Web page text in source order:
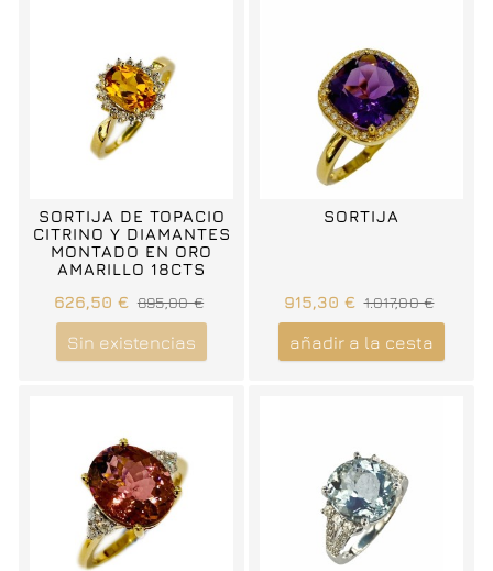
SORTIJA DE TOPACIO
CITRINO Y DIAMANTES
MONTADO EN ORO
AMARILLO 18CTS
626,50 € 895,00 €
Sin existencias
SORTIJA
915,30 € 1.017,00 €
añadir a la cesta